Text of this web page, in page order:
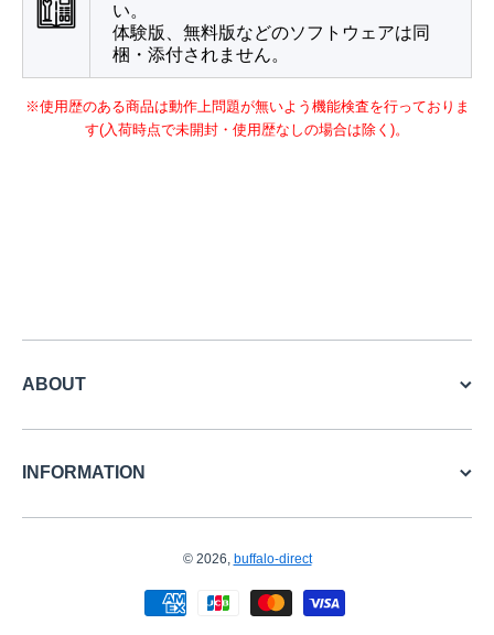
い。
体験版、無料版などのソフトウェアは同
梱・添付されません。
※使用歴のある商品は動作上問題が無いよう機能検査を行っておりま
す(入荷時点で未開封・使用歴なしの場合は除く)。
ABOUT
INFORMATION
© 2026, buffalo-direct
お支払い方法